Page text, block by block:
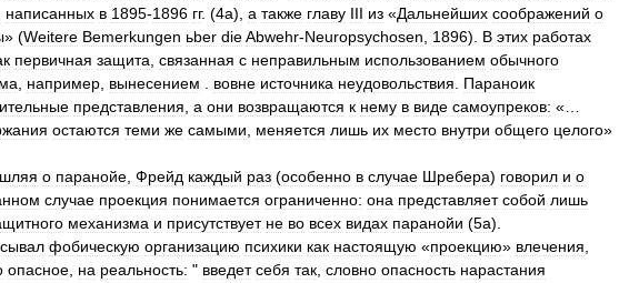
написанных в 1895-1896 гг. (4а), а также главу III из «Дальнейших соображений о
» (Weitere Bemerkungen ьber dieAbwehr-Neuropsychosen 1896). В этих работах
первичная защита связанная с неправильным использованием обычного
например вынесением вовне источника неудовольствия
Параноик
представления а они возвращаются к нему в виде самоупреков: «…
остаются теми же самыми меняется лишь их место внутри общего целого»
о паранойе Фрейд каждый раз (особенно в случае Шребера) говорил и о
случае проекция понимается ограниченно: она представляет собой лишь
механизма и присутствует не во всех видах паранойи (5а).
фобическую организацию психики как настоящую «проекцию» влечения
опасное на реальность: " введет себя так словно опасность нарастания